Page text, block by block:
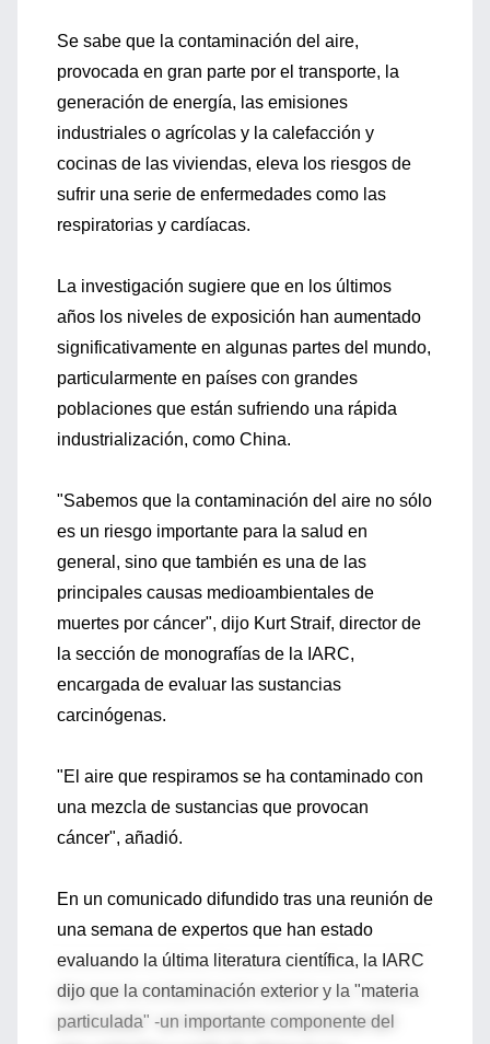
Se sabe que la contaminación del aire,
provocada en gran parte por el transporte, la
generación de energía, las emisiones
industriales o agrícolas y la calefacción y
cocinas de las viviendas, eleva los riesgos de
sufrir una serie de enfermedades como las
respiratorias y cardíacas.
La investigación sugiere que en los últimos
años los niveles de exposición han aumentado
significativamente en algunas partes del mundo,
particularmente en países con grandes
poblaciones que están sufriendo una rápida
industrialización, como China.
"Sabemos que la contaminación del aire no sólo
es un riesgo importante para la salud en
general, sino que también es una de las
principales causas medioambientales de
muertes por cáncer", dijo Kurt Straif, director de
la sección de monografías de la IARC,
encargada de evaluar las sustancias
carcinógenas.
"El aire que respiramos se ha contaminado con
una mezcla de sustancias que provocan
cáncer", añadió.
En un comunicado difundido tras una reunión de
una semana de expertos que han estado
evaluando la última literatura científica, la IARC
dijo que la contaminación exterior y la "materia
particulada" -un importante componente del